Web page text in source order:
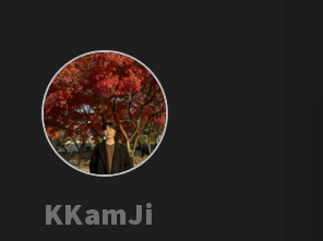
KKamJi